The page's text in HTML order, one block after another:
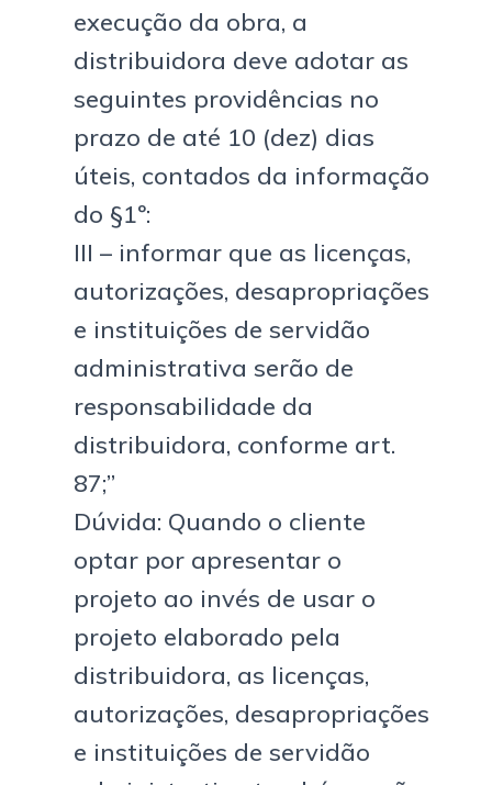
execução da obra, a
distribuidora deve adotar as
seguintes providências no
prazo de até 10 (dez) dias
úteis, contados da informação
do §1º:
III – informar que as licenças,
autorizações, desapropriações
e instituições de servidão
administrativa serão de
responsabilidade da
distribuidora, conforme art.
87;”
Dúvida: Quando o cliente
optar por apresentar o
projeto ao invés de usar o
projeto elaborado pela
distribuidora, as licenças,
autorizações, desapropriações
e instituições de servidão